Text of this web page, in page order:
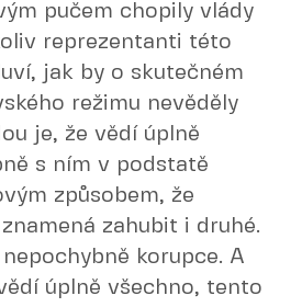
pučem chopily vlády
reprezentanti této
jak by o skutečném
režimu nevěděly
je, že vědí úplně
s ním v podstatě
způsobem, že
zahubit i druhé.
korupce. A
úplně všechno, tento